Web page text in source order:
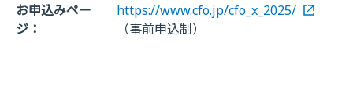
お申込みペー
ジ：
https://www.cfo.jp/cfo_x_2025/
（事前申込制）